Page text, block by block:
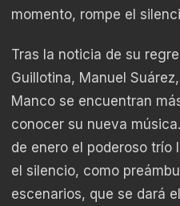
momento, rompe el
Tras la noticia de su
Guillotina, Manuel
Manco se encuentran
conocer su nueva
de enero el poderoso trío
el silencio, como
escenarios, que se dará